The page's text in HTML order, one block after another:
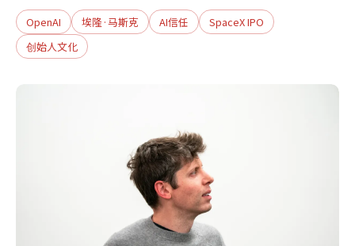
OpenAI 埃隆·马斯克 AI信任
SpaceX IPO
创始人文化